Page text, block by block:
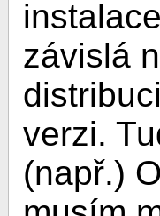
závislá
verzi.
(např.)